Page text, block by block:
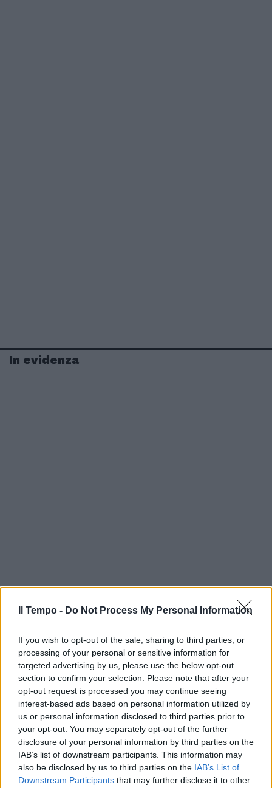
Il Tempo - Do Not Process My Personal Information
If you wish to opt-out of the sale, sharing to third parties, or
processing of your personal or sensitive information for
targeted advertising by us, please use the below opt-out
section to confirm your selection. Please note that after your
opt-out request is processed you may continue seeing
interest-based ads based on personal information utilized by
us or personal information disclosed to third parties prior to
your opt-out. You may separately opt-out of the further
disclosure of your personal information by third parties on the
IAB’s list of downstream participants. This information may
also be disclosed by us to third parties on the IAB’s List of
Downstream Participants that may further disclose it to other
In evidenza